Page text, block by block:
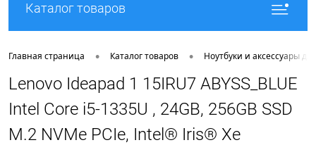
Каталог товаров
Главная страница • Каталог товаров • Ноутбуки и аксессуары
Lenovo Ideapad 1 15IRU7 ABYSS_BLUE
Intel Core i5-1335U , 24GB, 256GB SSD
M.2 NVMe PCIe, Intel® Iris® Xe